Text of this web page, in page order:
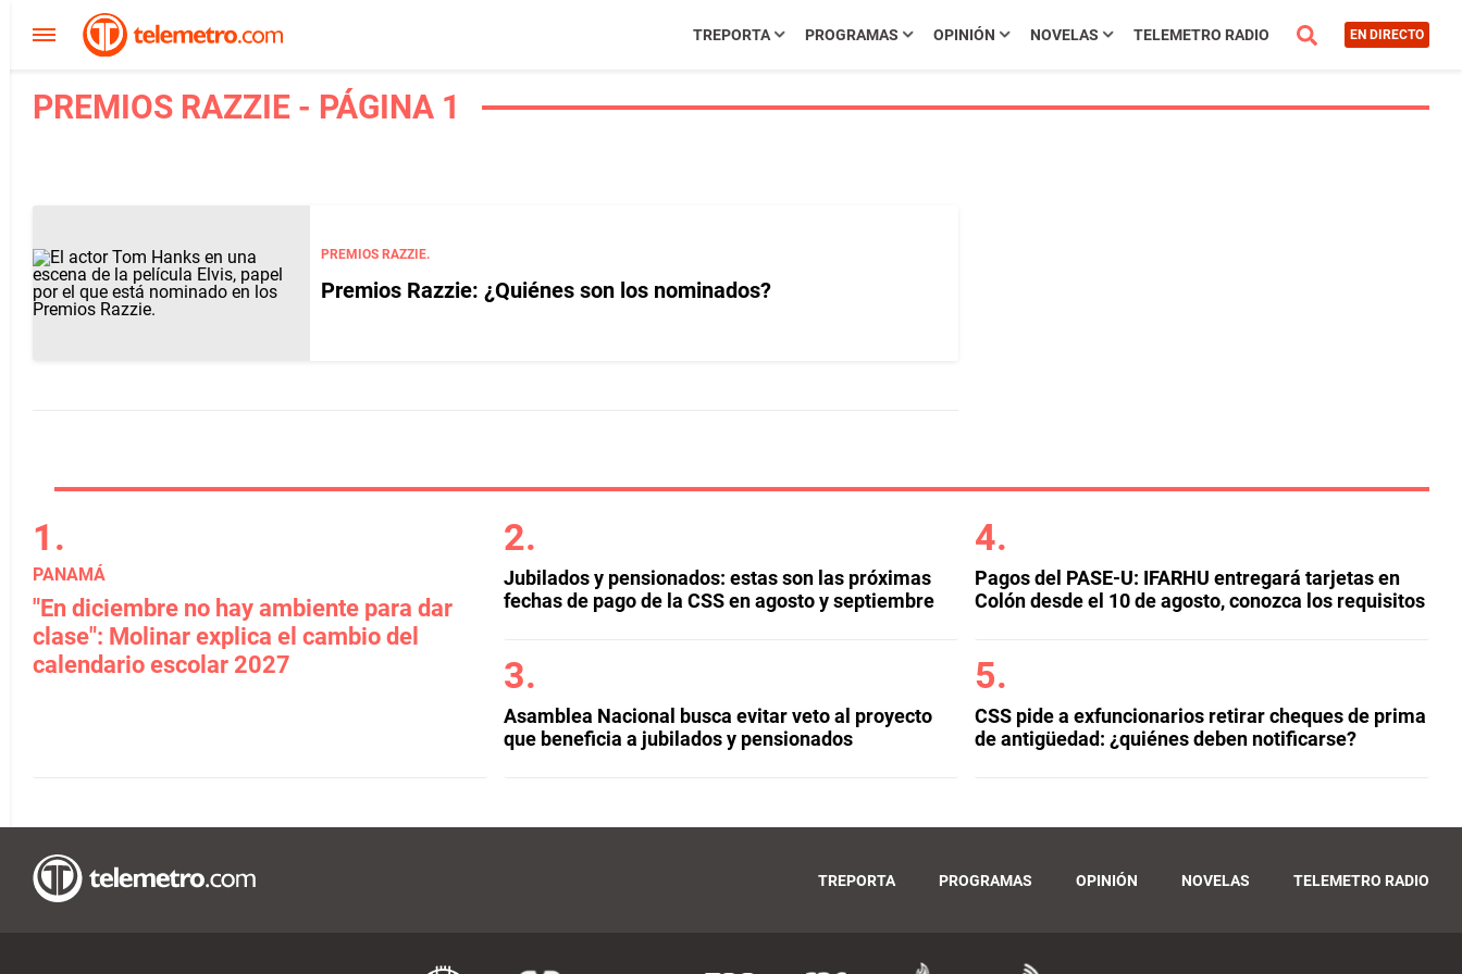
TREPORTA PROGRAMAS OPINIÓN NOVELAS TELEMETRO RADIO EN DIRECTO
PREMIOS RAZZIE - PÁGINA 1
PREMIOS RAZZIE.
Premios Razzie: ¿Quiénes son los nominados?
PANAMÁ
"En diciembre no hay ambiente para dar
clase": Molinar explica el cambio del
calendario escolar 2027
Jubilados y pensionados: estas son las próximas
fechas de pago de la CSS en agosto y septiembre
Asamblea Nacional busca evitar veto al proyecto
que beneficia a jubilados y pensionados
Pagos del PASE-U: IFARHU entregará tarjetas en
Colón desde el 10 de agosto, conozca los requisitos
CSS pide a exfuncionarios retirar cheques de prima
de antigüedad: ¿quiénes deben notificarse?
TREPORTA PROGRAMAS OPINIÓN NOVELAS TELEMETRO RADIO